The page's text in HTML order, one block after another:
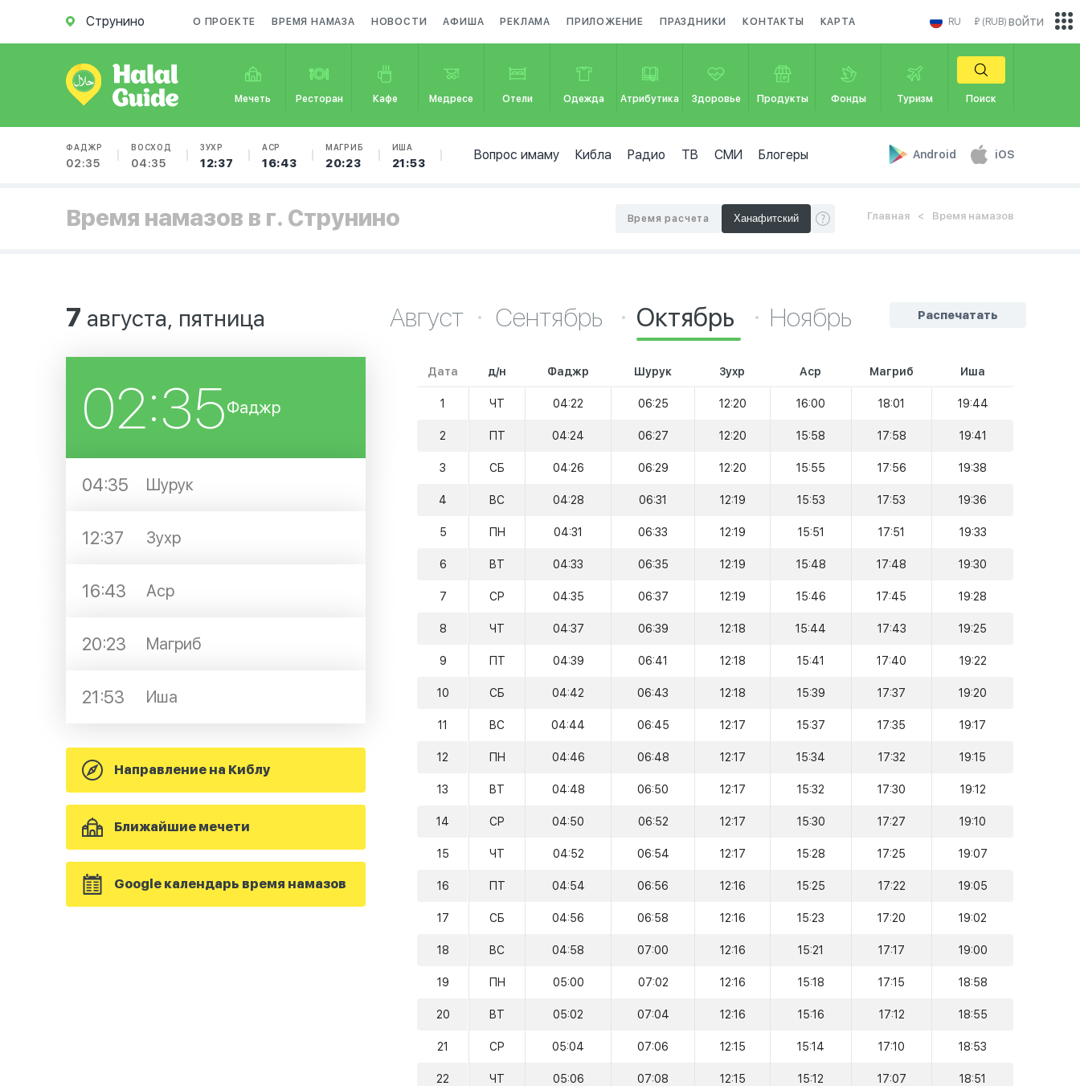
Струнино О ПРОЕКТЕ ВРЕМЯ НАМАЗА НОВОСТИ АФИША РЕКЛАМА ПРИЛОЖЕНИЕ ПРАЗДНИКИ КОНТАКТЫ КАРТА RU ₽ (RUB)
Мечеть Ресторан Кафе Медресе Отели Одежда Атрибутика Здоровье Продукты Фонды Туризм Поиск
ФАДЖР
02:35
ВОСХОД
04:35
ЗУХР
12:37
АСР
16:43
МАГРИБ
20:23
ИША
21:53
Вопрос имаму Кибла Радио ТВ СМИ Блогеры Android iOS
войти
Время намазов в г. Струнино Главная Время намазов
Время расчета
7 августа, пятница
02:35Фаджр
04:35 Шурук
12:37 Зухр
16:43 Аср
20:23 Магриб
21:53 Иша
Направление на Киблу
Ближайшие мечети
Google календарь время намазов
Распечатать
Август Сентябрь Октябрь Ноябрь
Дата д/н Фаджр Шурук Зухр Аср Магриб Иша
1 ЧТ 04:22 06:25 12:20 16:00 18:01 19:44
2 ПТ 04:24 06:27 12:20 15:58 17:58 19:41
3 СБ 04:26 06:29 12:20 15:55 17:56 19:38
4 ВС 04:28 06:31 12:19 15:53 17:53 19:36
5 ПН 04:31 06:33 12:19 15:51 17:51 19:33
6 ВТ 04:33 06:35 12:19 15:48 17:48 19:30
7 СР 04:35 06:37 12:19 15:46 17:45 19:28
8 ЧТ 04:37 06:39 12:18 15:44 17:43 19:25
9 ПТ 04:39 06:41 12:18 15:41 17:40 19:22
10 СБ 04:42 06:43 12:18 15:39 17:37 19:20
11 ВС 04:44 06:45 12:17 15:37 17:35 19:17
12 ПН 04:46 06:48 12:17 15:34 17:32 19:15
13 ВТ 04:48 06:50 12:17 15:32 17:30 19:12
14 СР 04:50 06:52 12:17 15:30 17:27 19:10
15 ЧТ 04:52 06:54 12:17 15:28 17:25 19:07
16 ПТ 04:54 06:56 12:16 15:25 17:22 19:05
17 СБ 04:56 06:58 12:16 15:23 17:20 19:02
18 ВС 04:58 07:00 12:16 15:21 17:17 19:00
19 ПН 05:00 07:02 12:16 15:18 17:15 18:58
20 ВТ 05:02 07:04 12:16 15:16 17:12 18:55
21 СР 05:04 07:06 12:15 15:14 17:10 18:53
22 ЧТ 05:06 07:08 12:15 15:12 17:07 18:51